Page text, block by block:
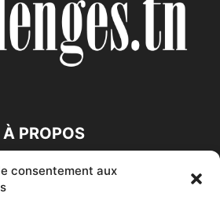
consentement aux
À PROPOS
NOUS